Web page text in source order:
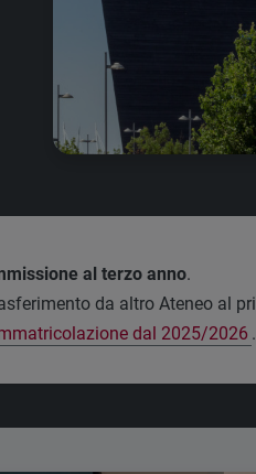
al terzo anno.
da altro Ateneo al
dal 2025/2026 .